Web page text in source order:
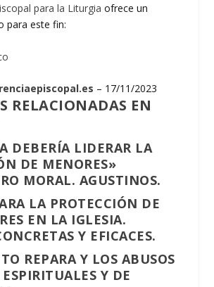
para la Liturgia ofrece un
para este fin:
– 17/11/2023
RELACIONADAS EN
DEBERÍA LIDERAR LA
DE MENORES»
MORAL. AGUSTINOS.
LA PROTECCIÓN DE
EN LA IGLESIA.
Y EFICACES.
REPARA Y LOS ABUSOS
Y DE